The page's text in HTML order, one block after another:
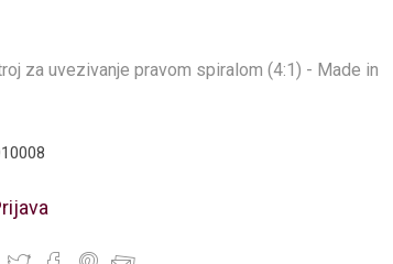
za uvezivanje pravom spiralom (4:1) - Made in